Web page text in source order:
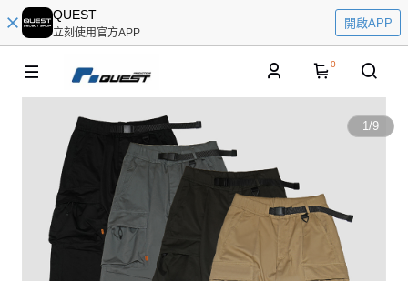
QUEST
立刻使用官方APP
開啟APP
0
1/9